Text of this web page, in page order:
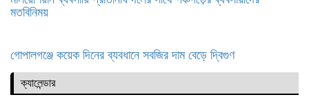
মতবিনিময়
গোপালগঞ্জে কয়েক দিনের ব্যবধানে সবজির দাম বেড়ে দ্বিগুণ
ক্যালেন্ডার